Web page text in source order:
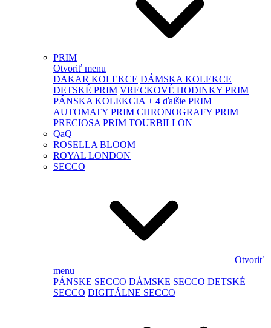
PRIM
Otvoriť menu
DAKAR KOLEKCE DÁMSKA KOLEKCE
DETSKÉ PRIM VRECKOVÉ HODINKY PRIM
PÁNSKA KOLEKCIA + 4 ďalšie PRIM
AUTOMATY PRIM CHRONOGRAFY PRIM
PRECIOSA PRIM TOURBILLON
QaQ
ROSELLA BLOOM
ROYAL LONDON
SECCO
Otvoriť
menu
PÁNSKE SECCO DÁMSKE SECCO DETSKÉ
SECCO DIGITÁLNE SECCO